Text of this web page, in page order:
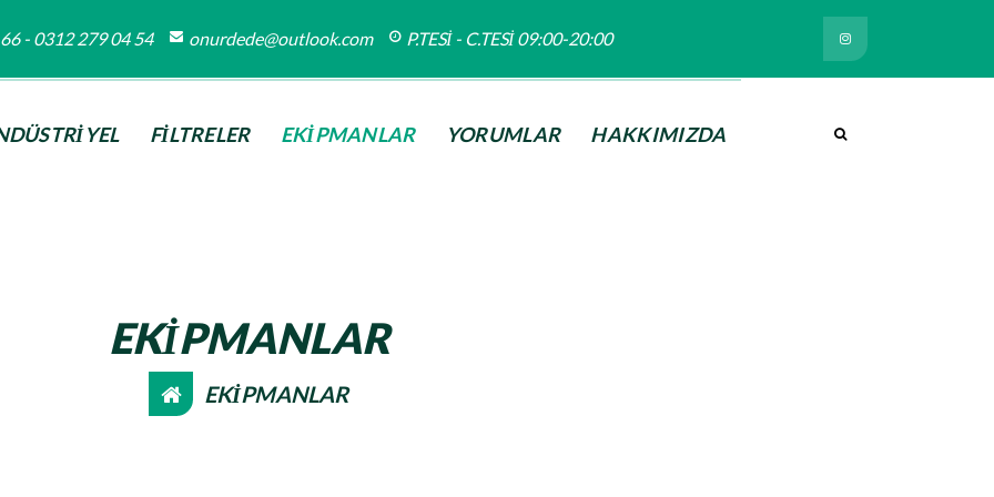
- 0312 279 04 54 onurdede@outlook.com P.TESİ - C.TESİ 09:00-20:00
FİLTRELER EKİPMANLAR YORUMLAR HAKKIMIZDA
EKİPMANLAR
EKİPMANLAR